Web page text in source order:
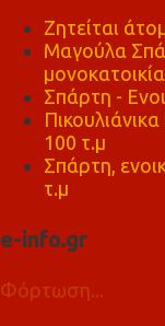
Ζητείται
Μαγούλα
Σπάρτη -
100 τ.μ
Σπάρτη,
τ.μ
e-info.gr
Φόρτωση...